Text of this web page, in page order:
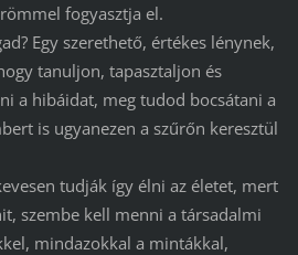
fogyasztja el.
Egy szerethető, értékes lénynek,
tanuljon, tapasztaljon és
a hibáidat, meg tudod bocsátani a
is ugyanezen a szűrőn keresztül
tudják így élni az életet, mert
szembe kell menni a társadalmi
mindazokkal a mintákkal,